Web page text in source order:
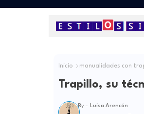
Inicio manualidades con
Trapillo, su
By - Luisa Arencón